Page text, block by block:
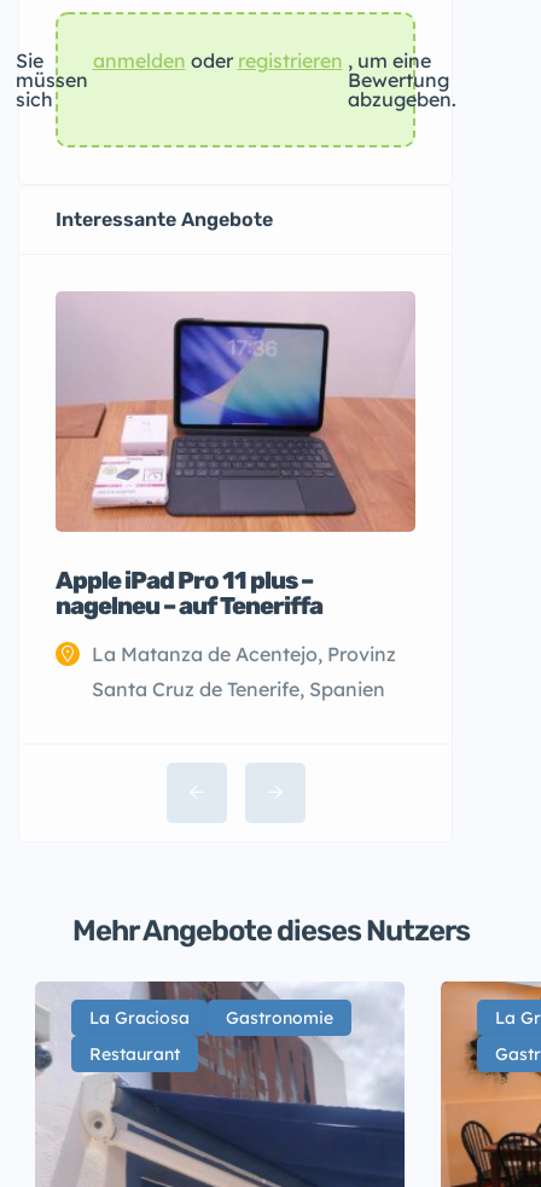
Sie
müssen
sich
anmelden oder registrieren , um eine
Bewertung
abzugeben.
Interessante Angebote
Apple iPad Pro 11 plus –
nagelneu – auf Teneriffa
La Matanza de Acentejo, Provinz
Santa Cruz de Tenerife, Spanien
Mehr Angebote dieses Nutzers
La Graciosa
Gastronomie
Restaurant
La